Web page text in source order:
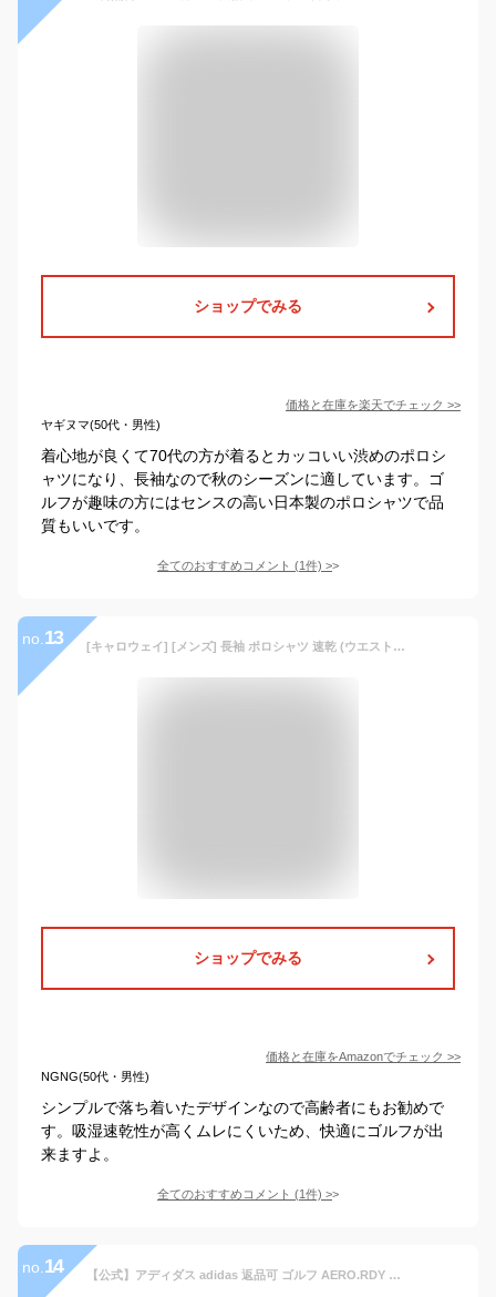
ショップでみる
価格と在庫を楽天でチェック >>
ヤギヌマ(50代・男性)
着心地が良くて70代の方が着るとカッコいい渋めのポロシ
ャツになり、長袖なので秋のシーズンに適しています。ゴ
ルフが趣味の方にはセンスの高い日本製のポロシャツで品
質もいいです。
全てのおすすめコメント (1件) >
no. 13 [キャロウェイ] [メンズ] 長袖 ポロシャツ 速乾 (ウエストボックス型) / ゴルフ / C21233103 1030_ホワイト LL
ショップでみる
価格と在庫をAmazonでチェック >>
NGNG(50代・男性)
シンプルで落ち着いたデザインなので高齢者にもお勧めで
す。吸湿速乾性が高くムレにくいため、快適にゴルフが出
来ますよ。
全てのおすすめコメント (1件) >
no. 14 【公式】アディダス adidas 返品可 ゴルフ AERO.RDY ストレッチ長袖ボタンダウンシャツ メンズ ウェア・服 トップス ポロシャツ 紫 パープル GT5859